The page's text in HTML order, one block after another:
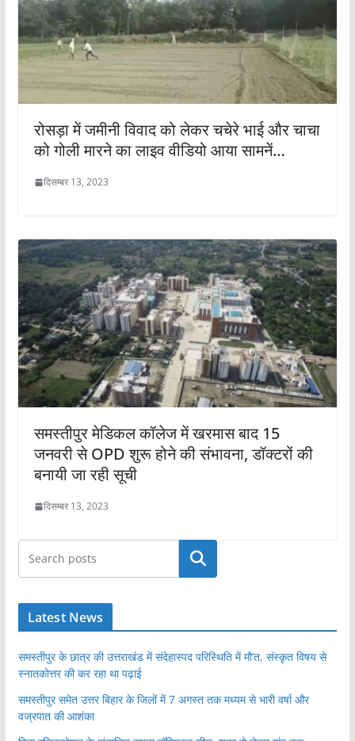
रोसड़ा में जमीनी विवाद को लेकर चचेरे भाई और चाचा
को गोली मारने का लाइव वीडियो आया सामनें…
दिसम्बर 13, 2023
समस्तीपुर मेडिकल कॉलेज में खरमास बाद 15
जनवरी से OPD शुरू होने की संभावना, डॉक्टरों की
बनायी जा रही सूची
दिसम्बर 13, 2023
खोजें
Latest News
समस्तीपुर के छात्र की उत्तराखंड में संदेहास्पद परिस्थिति में मौ’त, संस्कृत विषय से
स्नातकोत्तर की कर रहा था पढ़ाई
समस्तीपुर समेत उत्तर बिहार के जिलों में 7 अगस्त तक मध्यम से भारी वर्षा और
वज्रपात की आशंका